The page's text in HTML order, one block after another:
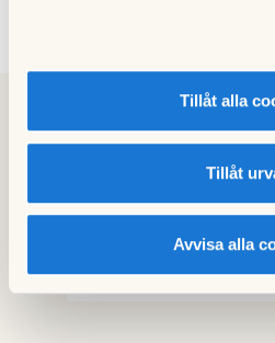
Tillåt alla
Tillåt
Avvisa alla
Visa alla
Minnebergs